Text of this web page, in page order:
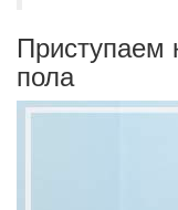
Приступаем
пола